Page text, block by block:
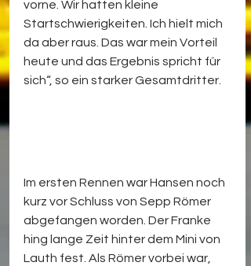
vorne. Wir hatten kleine
Startschwierigkeiten. Ich hielt mich
da aber raus. Das war mein Vorteil
heute und das Ergebnis spricht für
sich“, so ein starker Gesamtdritter.
Im ersten Rennen war Hansen noch
kurz vor Schluss von Sepp Römer
abgefangen worden. Der Franke
hing lange Zeit hinter dem Mini von
Lauth fest. Als Römer vorbei war,